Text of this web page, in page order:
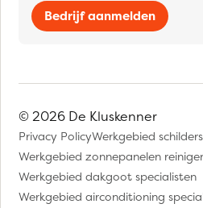
Bedrijf aanmelden
© 2026 De Kluskenner
Privacy PolicyWerkgebied schilders
Werkgebied zonnepanelen
Werkgebied dakgoot specialisten
Werkgebied airconditioning